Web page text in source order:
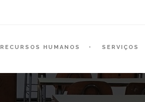
RECURSOS HUMANOS SERVIÇOS